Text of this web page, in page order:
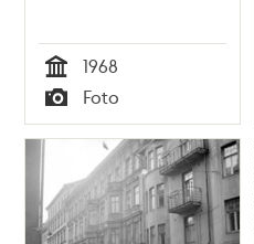
Tid
1968
Typ
Foto